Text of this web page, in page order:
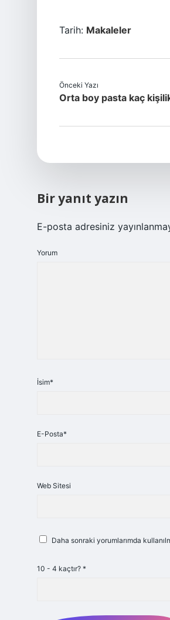
Tarih: Makaleler
Önceki Yazı
Orta boy pasta kaç
Bir yanıt yazın
E-posta adresiniz
Yorum
İsim*
E-Posta*
Web Sitesi
Daha sonraki yorumlarımda
10 - 4 kaçtır? *